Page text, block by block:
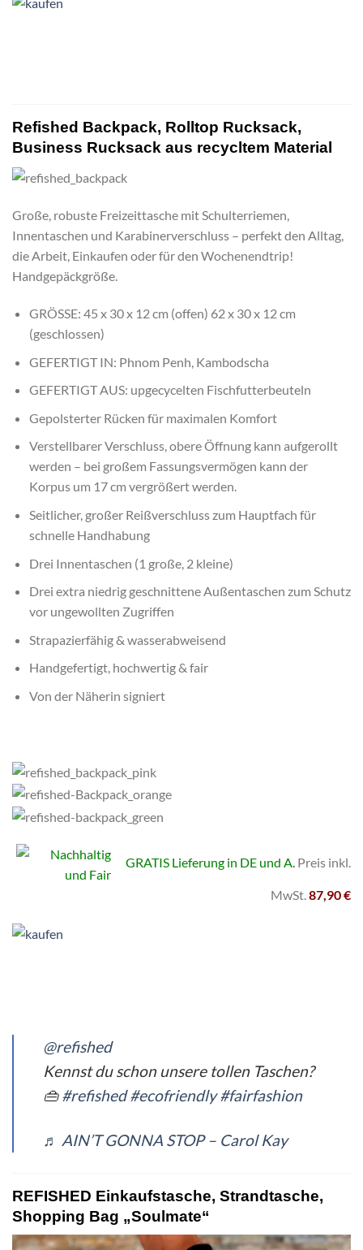
Refished Backpack, Rolltop Rucksack,
Business Rucksack aus recycltem Material
Große, robuste Freizeittasche mit Schulterriemen,
Innentaschen und Karabinerverschluss – perfekt den Alltag,
die Arbeit, Einkaufen oder für den Wochenendtrip!
Handgepäckgröße.
GRÖSSE: 45 x 30 x 12 cm (offen) 62 x 30 x 12 cm
(geschlossen)
GEFERTIGT IN: Phnom Penh, Kambodscha
GEFERTIGT AUS: upgecycelten Fischfutterbeuteln
Gepolsterter Rücken für maximalen Komfort
Verstellbarer Verschluss, obere Öffnung kann aufgerollt
werden – bei großem Fassungsvermögen kann der
Korpus um 17 cm vergrößert werden.
Seitlicher, großer Reißverschluss zum Hauptfach für
schnelle Handhabung
Drei Innentaschen (1 große, 2 kleine)
Drei extra niedrig geschnittene Außentaschen zum Schutz
vor ungewollten Zugriffen
Strapazierfähig & wasserabweisend
Handgefertigt, hochwertig & fair
Von der Näherin signiert
GRATIS Lieferung in DE und A. Preis inkl.
MwSt. 87,90 €
@refished
Kennst du schon unsere tollen Taschen?
👜#refished #ecofriendly #fairfashion
♬ AIN’T GONNA STOP – Carol Kay
REFISHED Einkaufstasche, Strandtasche,
Shopping Bag „Soulmate“